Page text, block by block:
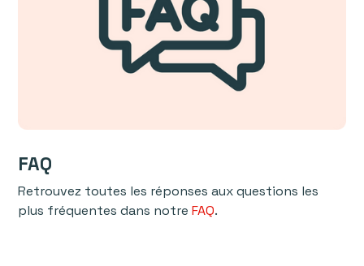
FAQ
Retrouvez toutes les réponses aux questions les
plus fréquentes dans notreFAQ.